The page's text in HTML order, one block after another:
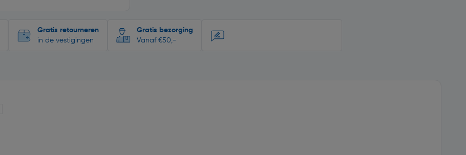
Gratis retourneren
in de vestigingen
Gratis bezorging
Vanaf €50,-